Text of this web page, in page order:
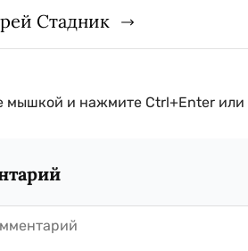
Стадник
мышкой и нажмите Ctrl+Enter или